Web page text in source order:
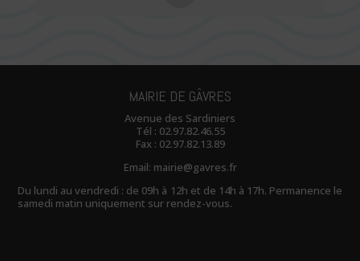
MAIRIE DE GÂVRES
Avenue des Sardiniers
Tél : 02.97.82.46.55
Fax : 02.97.82.13.89
Email: mairie@gavres.fr
Du lundi au vendredi : de 09h à 12h et de 14h à 17h. Permanence le
samedi matin uniquement sur rendez-vous.